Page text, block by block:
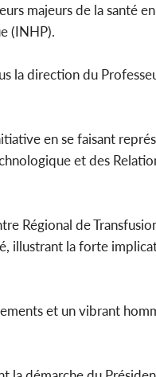
majeurs de la santé
(INHP).
la direction du
en se faisant
et des
Régional de
illustrant la forte
et un vibrant
modernise ses